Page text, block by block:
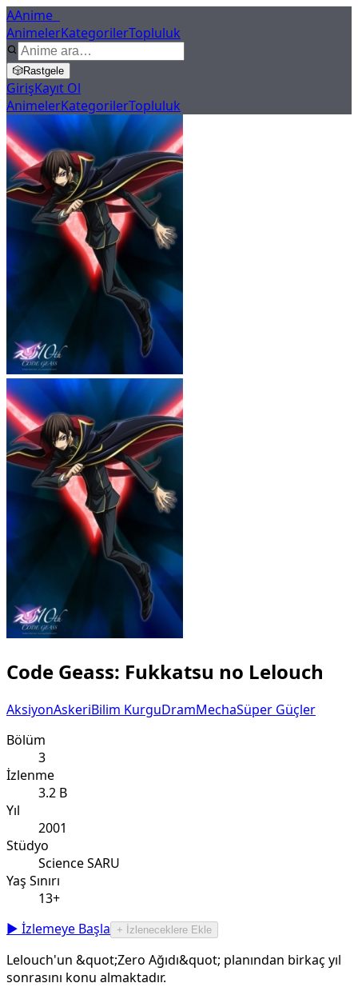
AAnime
AnimelerKategorilerTopluluk
🎲Rastgele
GirişKayıt Ol
AnimelerKategorilerTopluluk
Code Geass: Fukkatsu no Lelouch
AksiyonAskeriBilim KurguDramMechaSüper Güçler
Bölüm
3
İzlenme
3.2 B
Yıl
2001
Stüdyo
Science SARU
Yaş Sınırı
13+
▶ İzlemeye Başla
+ İzleneceklere Ekle
Lelouch'un &quot;Zero Ağıdı&quot; planından birkaç yıl
sonrasını konu almaktadır.